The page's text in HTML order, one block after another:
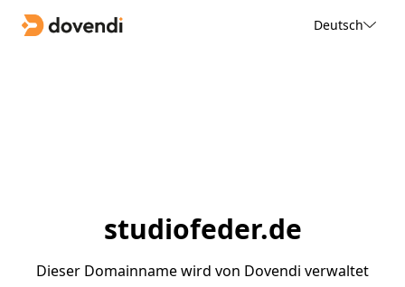
Deutsch
studiofeder.de
Dieser Domainname wird von Dovendi verwaltet